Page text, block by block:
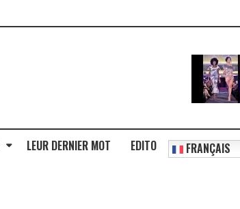
LEUR DERNIER MOT EDITO FRANÇAIS